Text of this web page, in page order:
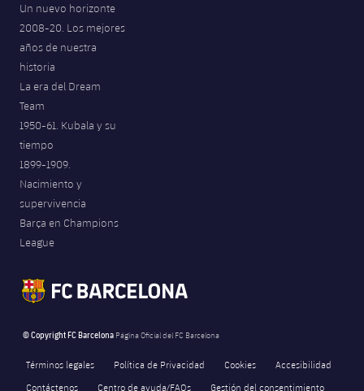
Un nuevo horizonte
2008-20. Los mejores
años de nuestra
historia
La era del Dream
Team
1950-61. Kubala y su
tiempo
1899-1909.
Nacimiento y
supervivencia
Barça en Champions
League
© Copyright FC Barcelona Página Oficial del FC Barcelona
Términos legales Política de Privacidad Cookies
Accesibilidad
Contáctenos
Centro de ayuda/FAQs Gestión del consentimiento